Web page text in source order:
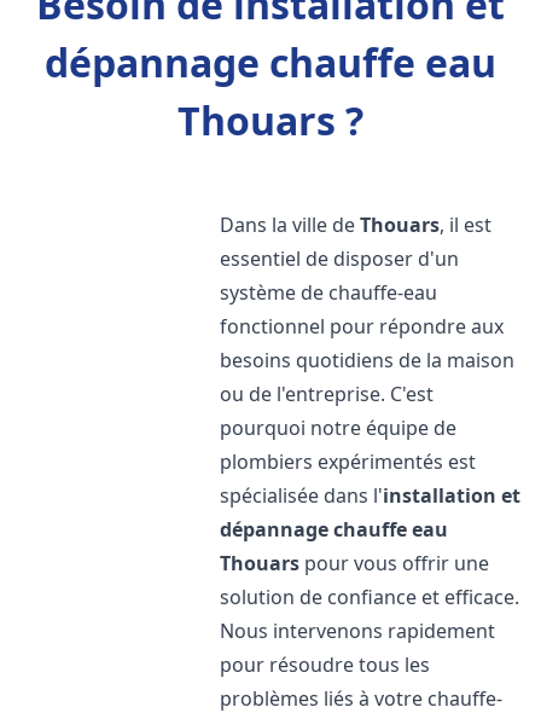
dépannage chauffe eau
Thouars ?
Dans la ville deThouars, il est
essentiel de disposer d'un
système de chauffe-eau
fonctionnel pour répondre aux
besoins quotidiens de la maison
ou de l'entreprise. C'est
pourquoi notre équipe de
plombiers expérimentés est
spécialisée dans l'installation et
dépannage chauffe eau
Thouars pour vous offrir une
solution de confiance et efficace.
Nous intervenons rapidement
pour résoudre tous les
problèmes liés à votre chauffe-